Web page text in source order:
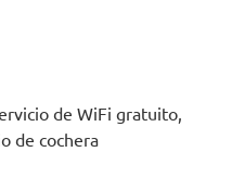
de WiFi gratuito,
de cochera